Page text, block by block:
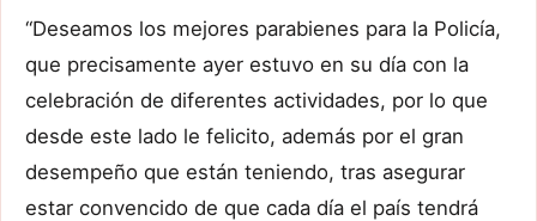
“Deseamos los mejores parabienes para la Policía,
que precisamente ayer estuvo en su día con la
celebración de diferentes actividades, por lo que
desde este lado le felicito, además por el gran
desempeño que están teniendo, tras asegurar
estar convencido de que cada día el país tendrá